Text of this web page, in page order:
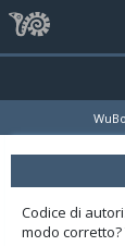
Codice di
modo